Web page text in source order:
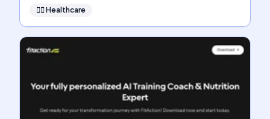
👩‍⚕️ Healthcare